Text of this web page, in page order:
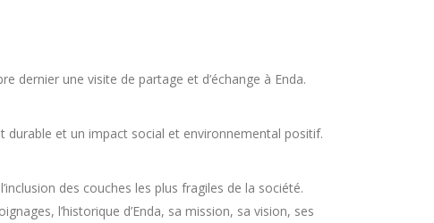
dernier une visite de partage et d’échange à Enda.
durable et un impact social et environnemental positif.
des couches les plus fragiles de la société.
l’historique d’Enda, sa mission, sa vision, ses